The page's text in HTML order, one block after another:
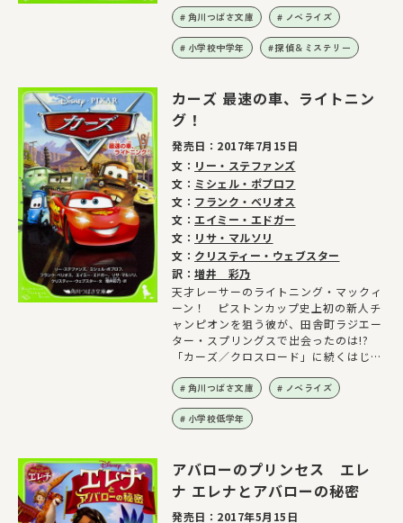
角川つばさ文庫 ノベライズ
小学校中学年 探偵＆ミステリー
カーズ 最速の車、ライトニン
グ！
発売日： 2017年7月15日
文： リー・ステファンズ
文： ミシェル・ポプロフ
文： フランク・ベリオス
文：エイミー・エドガー
文： リサ・マルソリ
文： クリスティー・ウェブスター
訳：増井 彩乃
天才レーサーのライトニング・マックィ
ーン！ ピストンカップ史上初の新人チ
ャンピオンを狙う彼が、田舎町ラジエー
ター・スプリングスで出会ったのは!?
「カーズ／クロスロード」に続くはじま
角川つばさ文庫 ノベライズ
小学校低学年
アバローのプリンセス エレ
ナ エレナとアバローの秘密
発売日： 2017年5月15日